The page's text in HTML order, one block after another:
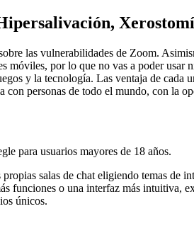
las vulnerabilidades de Zoom.
móviles, por lo que no vas a poder
y la tecnología. Las ventaja de
personas de todo el mundo, con la
para usuarios mayores de 18 años.
salas de chat eligiendo temas
funciones o una interfaz más intuitiva,
únicos.